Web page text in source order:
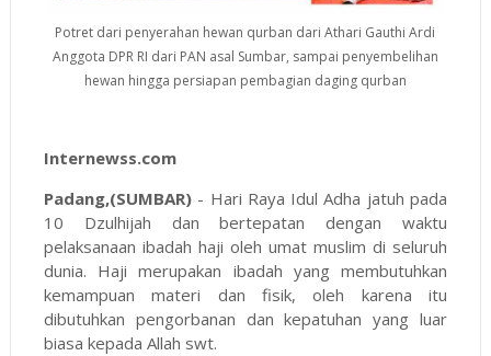
Potret dari penyerahan hewan qurban dari Athari Gauthi Ardi
Anggota DPR RI dari PAN asal Sumbar, sampai penyembelihan
hewan hingga persiapan pembagian daging qurban
Internewss.com
Padang,(SUMBAR)- Hari Raya Idul Adha jatuh pada
10 Dzulhijah dan bertepatan dengan waktu
pelaksanaan ibadah haji oleh umat muslim di seluruh
dunia. Haji merupakan ibadah yang membutuhkan
kemampuan materi dan fisik, oleh karena itu
dibutuhkan pengorbanan dan kepatuhan yang luar
biasa kepada Allah swt.